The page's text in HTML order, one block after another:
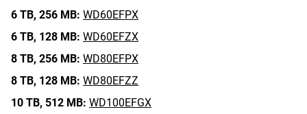
6 TB, 256 MB: WD60EFPX
6 TB, 128 MB: WD60EFZX
8 TB, 256 MB: WD80EFPX
8 TB, 128 MB: WD80EFZZ
10 TB, 512 MB: WD100EFGX